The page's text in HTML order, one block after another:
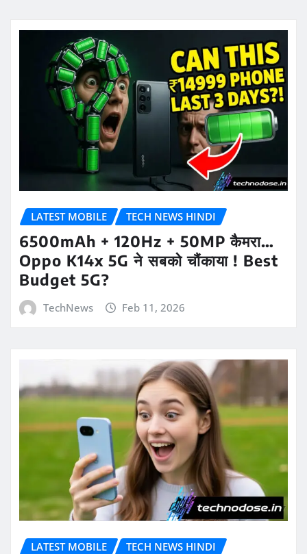
LATEST MOBILE TECH NEWS HINDI
6500mAh + 120Hz + 50MP कैमरा…
Oppo K14x 5G ने सबको चौंकाया ! Best
Budget 5G?
TechNews Feb 11, 2026
LATEST MOBILE TECH NEWS HINDI